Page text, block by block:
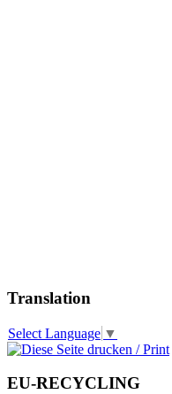
Translation
Select Language ▼
EU-RECYCLING